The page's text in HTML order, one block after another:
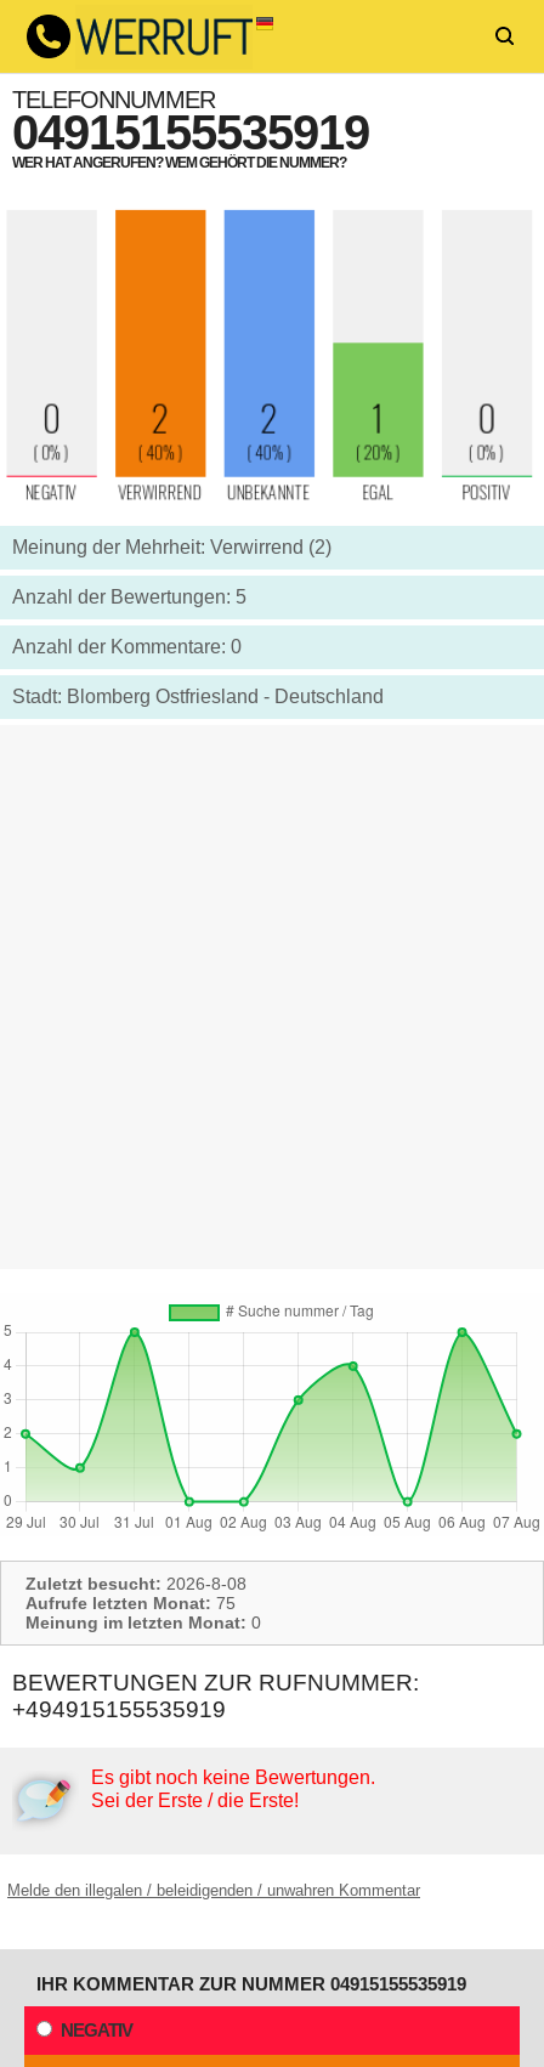
TELEFONNUMMER
04915155535919
WER HAT ANGERUFEN? WEM GEHÖRT DIE NUMMER?
Meinung der Mehrheit: Verwirrend (2)
Anzahl der Bewertungen: 5
Anzahl der Kommentare: 0
Stadt: Blomberg Ostfriesland - Deutschland
Zuletzt besucht: 2026-8-08
Aufrufe letzten Monat: 75
Meinung im letzten Monat: 0
BEWERTUNGEN ZUR RUFNUMMER:
+494915155535919
Es gibt noch keine Bewertungen.
Sei der Erste / die Erste!
Melde den illegalen / beleidigenden / unwahren Kommentar
IHR KOMMENTAR ZUR NUMMER 04915155535919
NEGATIV